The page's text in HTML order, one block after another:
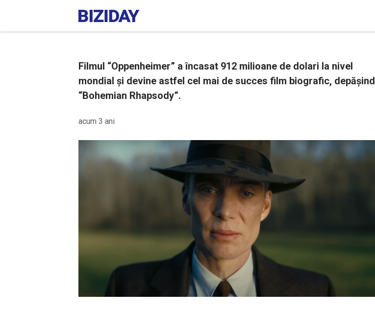
Filmul “Oppenheimer” a încasat 912 milioane de dolari la nivel
mondial și devine astfel cel mai de succes film biografic, depășind
“Bohemian Rhapsody”.
acum 3 ani